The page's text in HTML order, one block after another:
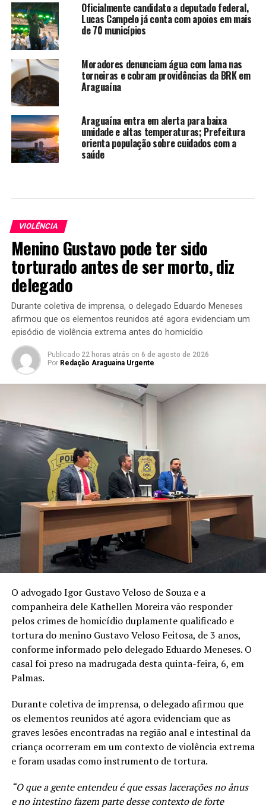
Oficialmente candidato a deputado federal,
Lucas Campelo já conta com apoios em mais
de 70 municípios
Moradores denunciam água com lama nas
torneiras e cobram providências da BRK em
Araguaína
Araguaína entra em alerta para baixa
umidade e altas temperaturas; Prefeitura
orienta população sobre cuidados com a
saúde
VIOLÊNCIA
Menino Gustavo pode ter sido
torturado antes de ser morto, diz
delegado
Durante coletiva de imprensa, o delegado Eduardo Meneses
afirmou que os elementos reunidos até agora evidenciam um
episódio de violência extrema antes do homicídio
Publicado 22 horas atrás on 6 de agosto de 2026
Por Redação Araguaina Urgente
O advogado Igor Gustavo Veloso de Souza e a
companheira dele Kathellen Moreira vão responder
pelos crimes de homicídio duplamente qualificado e
tortura do menino Gustavo Veloso Feitosa, de 3 anos,
conforme informado pelo delegado Eduardo Meneses. O
casal foi preso na madrugada desta quinta-feira, 6, em
Palmas.
Durante coletiva de imprensa, o delegado afirmou que
os elementos reunidos até agora evidenciam que as
graves lesões encontradas na região anal e intestinal da
criança ocorreram em um contexto de violência extrema
e foram usadas como instrumento de tortura.
“O que a gente entendeu é que essas lacerações no ânus
e no intestino fazem parte desse contexto de forte